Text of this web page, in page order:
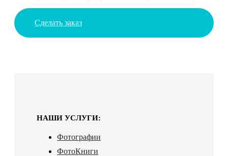
Сделать заказ
НАШИ УСЛУГИ:
Фотографии
ФотоКниги